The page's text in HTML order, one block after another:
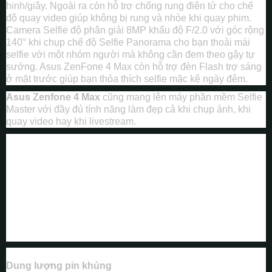
hinh/giây. Ngoài ra còn hỗ trợ chống rung điện tử cho chế
độ quay video giúp không bị rung và nhòe khi quay phim.
Camera Selfie độ phân giải 8MP khẩu độ F/2.0 với góc rộng
140° khi chụp chế độ Selfie Panorama cho bạn thoải mái
selfie với một nhóm người mà không cần đem theo gậy tự
sướng. Asus ZenFone 4 Max còn hỗ trợ đèn Flash trợ sáng
ở mặt trước giúp bạn thỏa thích selfie mặc kệ ngày đêm.
Asus Zenfone 4 Max cũng mang lên máy phần mềm Selfie
Master với đầy đủ tính năng làm đẹp cả khi chụp ảnh, khi
quay video hay khi livestream.
Dung lượng pin khủng